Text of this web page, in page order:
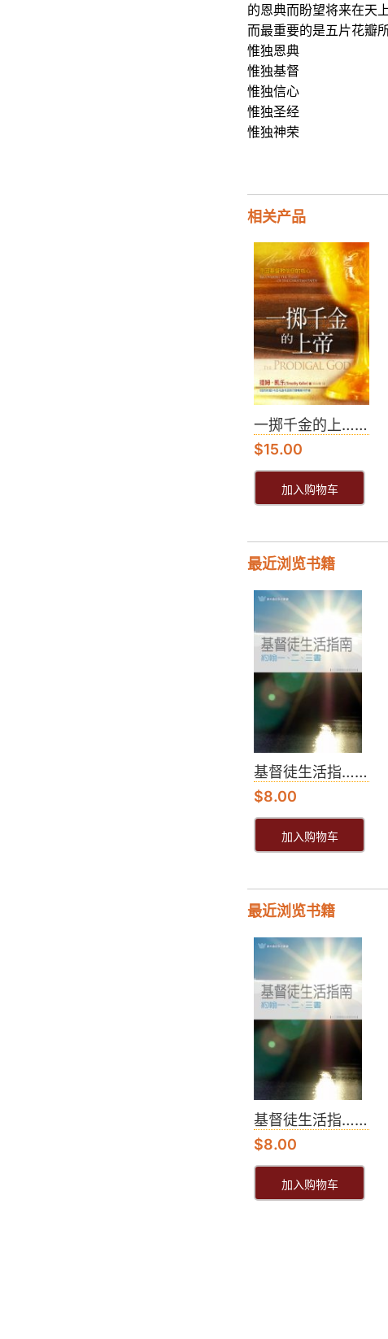
的恩典而盼望将来在天
而最重要的是五片花瓣
惟独恩典
惟独基督
惟独信心
惟独圣经
惟独神荣
相关产品
一掷千金的上……
$15.00
加入购物车
最近浏览书籍
基督徒生活指……
$8.00
加入购物车
最近浏览书籍
基督徒生活指……
$8.00
加入购物车